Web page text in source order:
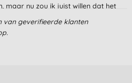
maar nu zou ik juist willen dat het
sterker naar banaan. De
zijn altijd wat glanzend, dus niet heel
is wel nodig.
van geverifieerde klanten